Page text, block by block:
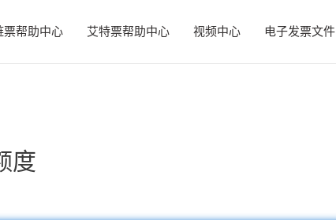
票帮助中心 艾特票帮助中心 视频中心 电子发票文件
度